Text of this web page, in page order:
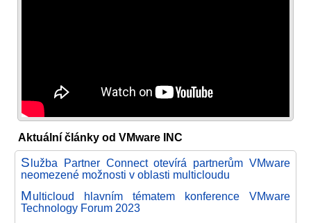
Aktuální články od VMware INC
Služba Partner Connect otevírá partnerům VMware
neomezené možnosti v oblasti multicloudu
Multicloud hlavním tématem konference VMware
Technology Forum 2023